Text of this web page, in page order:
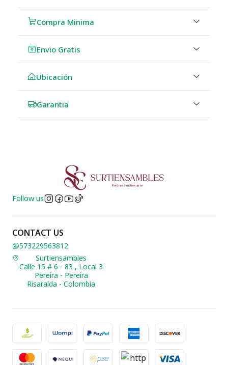
Compra Minima
Envio Gratis
Ubicación
Garantia
Follow us
CONTACT US
573229563812
Surtiensambles
Calle 15 # 6 - 83 , Local 3
Pereira - Pereira
Risaralda - Colombia